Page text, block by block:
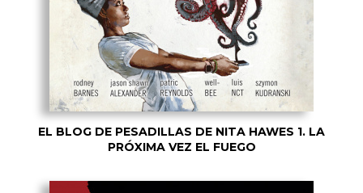
EL BLOG DE PESADILLAS DE NITA HAWES 1. LA
PRÓXIMA VEZ EL FUEGO